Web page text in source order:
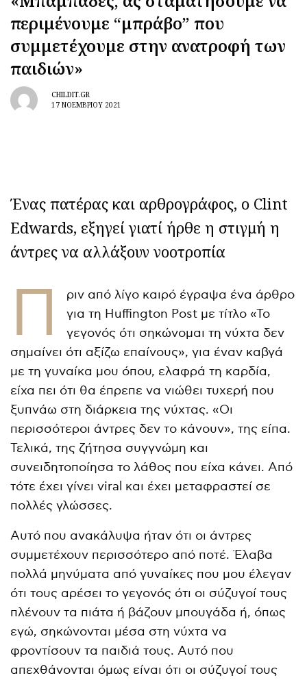
περιμένουμε “μπράβο” που
συμμετέχουμε στην ανατροφή των
παιδιών»
CHILDIT.GR
17 ΝΟΕΜΒΡΊΟΥ 2021
Ένας πατέρας και αρθρογράφος, ο Clint
Edwards, εξηγεί γιατί ήρθε η στιγμή η
άντρες να αλλάξουν νοοτροπία
Π
ριν από λίγο καιρό έγραψα ένα άρθρο
για τη Huffington Post με τίτλο «Το
γεγονός ότι σηκώνομαι τη νύχτα δεν
σημαίνει ότι αξίζω επαίνους», για έναν καβγά
με τη γυναίκα μου όπου, ελαφρά τη καρδία,
είχα πει ότι θα έπρεπε να νιώθει τυχερή που
ξυπνάω στη διάρκεια της νύχτας. «Οι
περισσότεροι άντρες δεν το κάνουν», της είπα.
Τελικά, της ζήτησα συγγνώμη και
συνειδητοποίησα το λάθος που είχα κάνει. Από
τότε έχει γίνει viral και έχει μεταφραστεί σε
πολλές γλώσσες.
Αυτό που ανακάλυψα ήταν ότι οι άντρες
συμμετέχουν περισσότερο από ποτέ. Έλαβα
πολλά μηνύματα από γυναίκες που μου έλεγαν
ότι τους αρέσει το γεγονός ότι οι σύζυγοί τους
πλένουν τα πιάτα ή βάζουν μπουγάδα ή, όπως
εγώ, σηκώνονται μέσα στη νύχτα να
φροντίσουν τα παιδιά τους. Αυτό που
απεχθάνονται όμως είναι ότι οι σύζυγοί τους